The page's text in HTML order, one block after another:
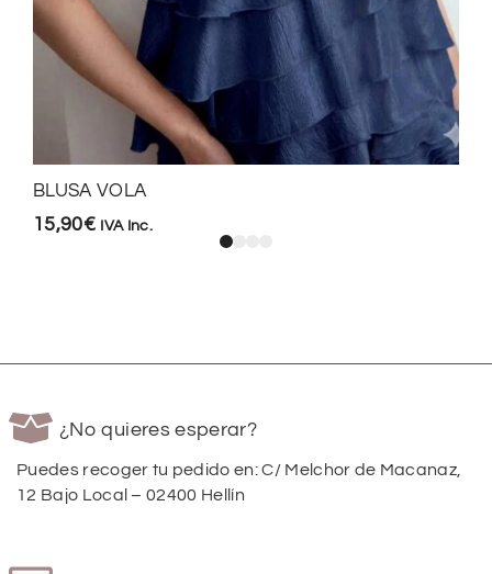
BLUSA VOLA
15,90€ IVA Inc.
¿No quieres esperar?
Puedes recoger tu pedido en: C/ Melchor de Macanaz,
12 Bajo Local – 02400 Hellín